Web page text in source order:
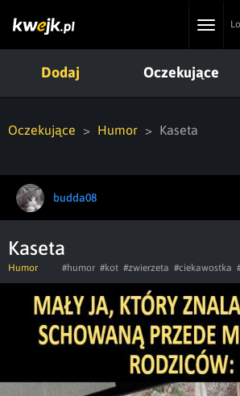
Toggle
Dodaj Oczekujące
Oczekujące Humor Kaseta
budda08
Kaseta
Humor #humor #kot #zwierzeta #ciekawostka